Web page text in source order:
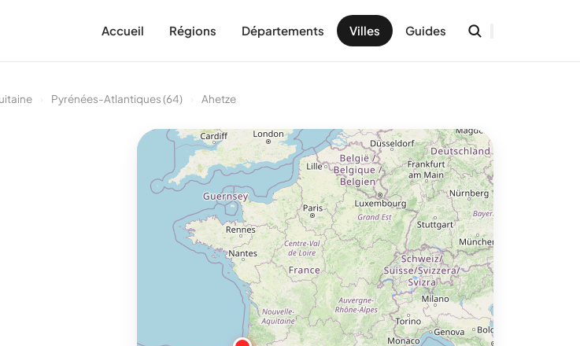
Accueil Régions Départements Villes Guides
Pyrénées-Atlantiques (64) Ahetze